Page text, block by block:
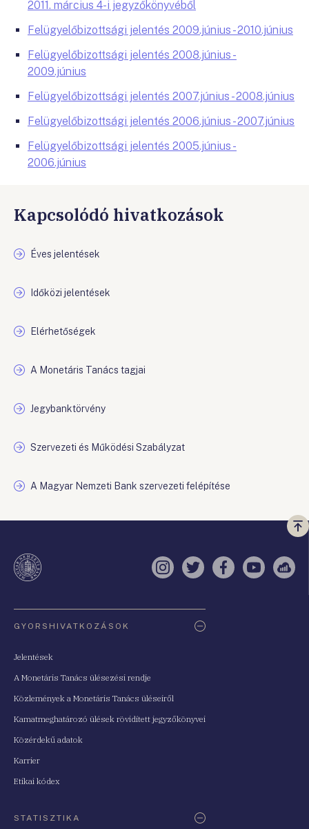
2011. március 4-i jegyzőkönyvéből
Felügyelőbizottsági jelentés 2009.június - 2010.június
Felügyelőbizottsági jelentés 2008.június -
2009.június
Felügyelőbizottsági jelentés 2007.június - 2008.június
Felügyelőbizottsági jelentés 2006.június - 2007.június
Felügyelőbizottsági jelentés 2005.június -
2006.június
Kapcsolódó hivatkozások
Éves jelentések
Időközi jelentések
Elérhetőségek
A Monetáris Tanács tagjai
Jegybanktörvény
Szervezeti és Működési Szabályzat
A Magyar Nemzeti Bank szervezeti felépítése
a
Instagram
TwitterFacebook
YouTube
GYORSHIVATKOZÁSOK
Jelentések
A Monetáris Tanács ülésezési rendje
Közlemények a Monetáris Tanács üléseiről
Kamatmeghatározó ülések rövidített jegyzőkönyvei
Közérdekű adatok
Karrier
Etikai kódex
STATISZTIKA